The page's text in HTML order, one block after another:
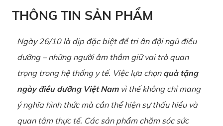
THÔNG TIN SẢN PHẨM
Ngày 26/10 là dịp đặc biệt để tri ân đội ngũ điều
dưỡng – những người âm thầm giữ vai trò quan
trọng trong hệ thống y tế. Việc lựa chọn quà tặng
ngày điều dưỡng Việt Namvì thế không chỉ mang
ý nghĩa hình thức mà cần thể hiện sự thấu hiểu và
quan tâm thực tế. Các sản phẩm chăm sóc sức